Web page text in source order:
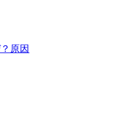
原因